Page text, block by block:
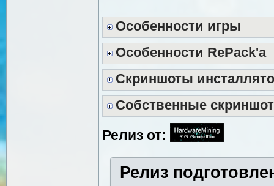
Особенности игры
Особенности RePack'a
Скриншоты
Собственные
Релиз от:
Релиз